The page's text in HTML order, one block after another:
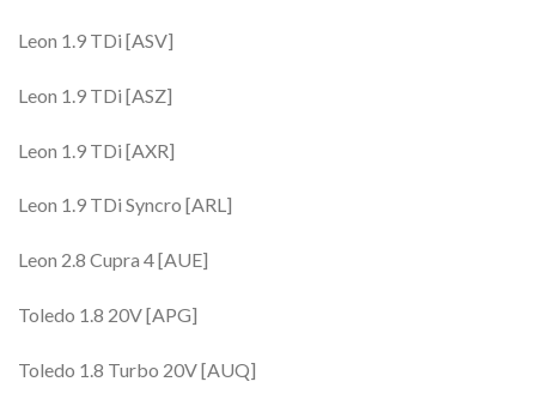
Leon 1.9 TDi [ASV]
Leon 1.9 TDi [ASZ]
Leon 1.9 TDi [AXR]
Leon 1.9 TDi Syncro [ARL]
Leon 2.8 Cupra 4 [AUE]
Toledo 1.8 20V [APG]
Toledo 1.8 Turbo 20V [AUQ]